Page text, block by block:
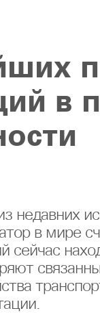
в
недавних
в мире
сейчас